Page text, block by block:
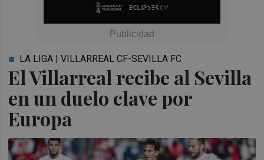
El Villarreal recibe al Sevilla
en un duelo clave por
Europa
LA LIGA | VILLARREAL CF-SEVILLA FC